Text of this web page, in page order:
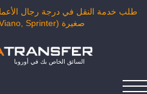
صغيرة (Vito, Viano, Sprinter) من المطار
السائق الخاص بك في أوروبا